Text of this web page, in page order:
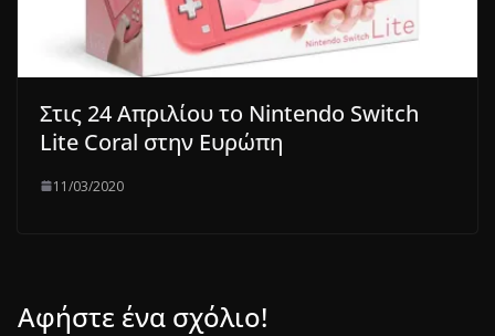
Στις 24 Απριλίου το Nintendo Switch
Lite Coral στην Ευρώπη
11/03/2020
Αφήστε ένα σχόλιο!